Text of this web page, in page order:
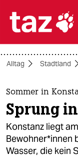

themen
politik
öko
usa unter
Alltag Stadtland
Sommer in
Sprung
Konstanz liegt
Bewohner*in­nen
Wasser, die kein